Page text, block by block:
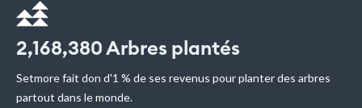
2,168,380 Arbres plantés
Setmore fait don d'1 % de ses revenus pour planter des arbres
partout dans le monde.